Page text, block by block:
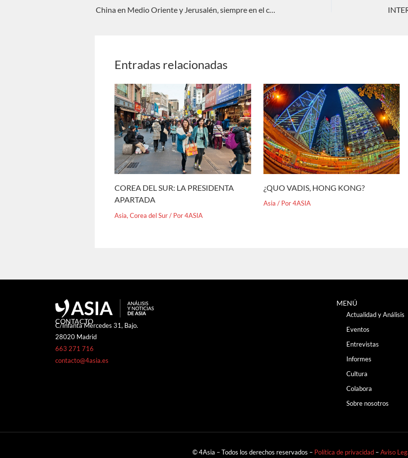
Entradas relacionadas
COREA DEL SUR: LA PRESIDENTA
APARTADA
Asia, Corea del Sur/ Por4ASIA
¿QUO VADIS, HONG KONG?
Asia / Por4ASIA
CONTACTO
C/Infanta Mercedes 31, Bajo.
28020 Madrid
663 271 716
contacto@4asia.es
MENÚ
Actualidad y Análisis
Eventos
Entrevistas
Informes
Cultura
Colabora
Sobre nosotros
© 4Asia – Todos los derechos reservados – Política de privacidad –Aviso